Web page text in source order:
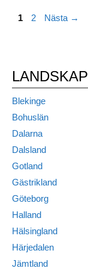
Sida
1 Sida
2 Nästa →
LANDSKAP
Blekinge
Bohuslän
Dalarna
Dalsland
Gotland
Gästrikland
Göteborg
Halland
Hälsingland
Härjedalen
Jämtland